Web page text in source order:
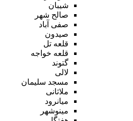
شیبان
صالح شهر
صفی آباد
صیدون
قلعه تل
قلعه خواجه
گتوند
لالی
مسجد سلیمان
ملاثانی
میانرود
مینوشهر